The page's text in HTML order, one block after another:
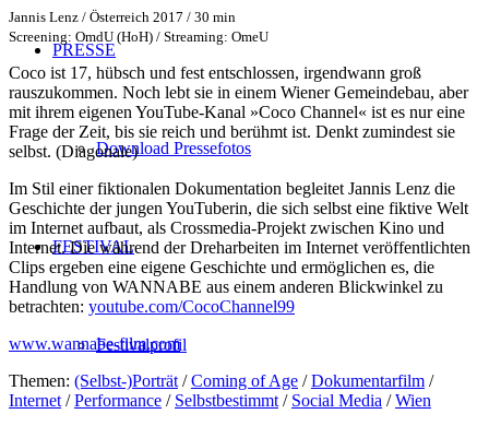
PRESSE
Download Pressefotos
FESTIVAL
Festivalprofil
Jannis Lenz / Österreich 2017 / 30 min
Screening: OmdU (HoH) / Streaming: OmeU
Coco ist 17, hübsch und fest entschlossen, irgendwann groß
rauszukommen. Noch lebt sie in einem Wiener Gemeindebau, aber
mit ihrem eigenen YouTube-Kanal »Coco Channel« ist es nur eine
Frage der Zeit, bis sie reich und berühmt ist. Denkt zumindest sie
selbst. (Diagonale)
Im Stil einer fiktionalen Dokumentation begleitet Jannis Lenz die
Geschichte der jungen YouTuberin, die sich selbst eine fiktive Welt
im Internet aufbaut, als Crossmedia-Projekt zwischen Kino und
Internet. Die während der Dreharbeiten im Internet veröffentlichten
Clips ergeben eine eigene Geschichte und ermöglichen es, die
Handlung von WANNABE aus einem anderen Blickwinkel zu
betrachten: youtube.com/CocoChannel99
www.wannabe-film.com
Themen: (Selbst-)Porträt /Coming of Age /Dokumentarfilm /
Internet /Performance / Selbstbestimmt / Social Media /Wien